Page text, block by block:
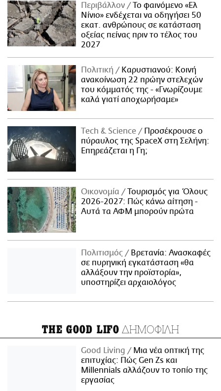
Περιβάλλον
Το φαινόμενο «Ελ
Νίνιο» ενδέχεται να οδηγήσει 50
εκατ. ανθρώπους σε κατάσταση
οξείας πείνας πριν το τέλος του
2027
Πολιτική
Καρυστιανού: Κοινή
ανακοίνωση 22 πρώην στελεχών
του κόμματός της - «Γνωρίζουμε
καλά γιατί αποχωρήσαμε»
Τech & Science
Προσέκρουσε ο
πύραυλος της SpaceX στη Σελήνη:
Επηρεάζεται η Γη;
Οικονομία
Τουρισμός για Όλους
2026-2027: Πώς κάνω αίτηση -
Αυτά τα ΑΦΜ μπορούν πρώτα
Πολιτισμός
Βρετανία: Ανασκαφές
σε πυρηνική εγκατάσταση «θα
αλλάξουν την προϊστορία»,
υποστηρίζει αρχαιολόγος
THE GOOD LIFO ΔΗΜΟΦΙΛΗ
Good Living
Μια νέα οπτική της
επιτυχίας: Πώς Gen Zs και
Millennials αλλάζουν το τοπίο της
εργασίας